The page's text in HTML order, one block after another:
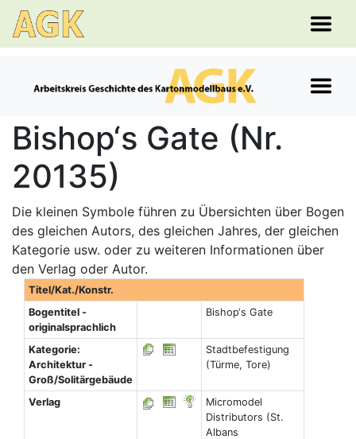
Bishop‘s Gate (Nr.
20135)
Die kleinen Symbole führen zu Übersichten über Bogen
des gleichen Autors, des gleichen Jahres, der gleichen
Kategorie usw. oder zu weiteren Informationen über
den Verlag oder Autor.
Titel/Kat./Konstr.
Bogentitel -
originalsprachlich
Bishop‘s Gate
Kategorie:
Architektur -
Groß/Solitärgebäude
Stadtbefestigung
(Türme, Tore)
Verlag
Micromodel
Distributors (St.
Albans